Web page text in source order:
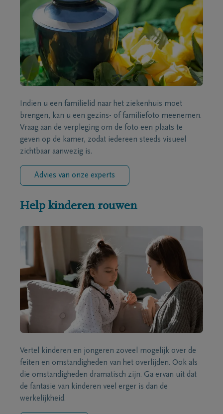
Indien u een familielid naar het ziekenhuis moet
brengen, kan u een gezins- of familiefoto meenemen.
Vraag aan de verpleging om de foto een plaats te
geven op de kamer, zodat iedereen steeds visueel
zichtbaar aanwezig is.
Advies van onze experts
Help kinderen rouwen
Vertel kinderen en jongeren zoveel mogelijk over de
feiten en omstandigheden van het overlijden. Ook als
die omstandigheden dramatisch zijn. Ga ervan uit dat
de fantasie van kinderen veel erger is dan de
werkelijkheid.